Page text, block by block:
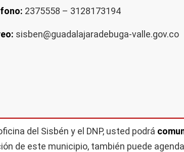
2375558 – 3128173194
sisben@guadalajaradebuga-valle.gov.co
del Sisbén y el DNP, usted podrá
de este municipio, también puede